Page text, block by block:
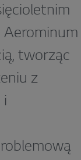
Aerominum
tworząc
z
i